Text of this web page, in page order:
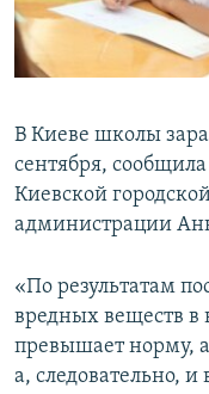
ПОБЕДИТЕЛЕЙ НЕ
КРЫМ.НЕПОКОРЕННЫЙ
УКРАИНСКАЯ
ПРИСОЕДИНЯЙТЕСЬ!
Все сайты RFE/RL
В Киеве школы
сентября,
Киевской
администрации
«По результатам
вредных веществ в
превышает норму,
а, следовательно,